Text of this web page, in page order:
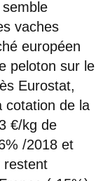
vaches
européen
peloton sur le
Eurostat,
cotation de la
€/kg de
/2018 et
restent